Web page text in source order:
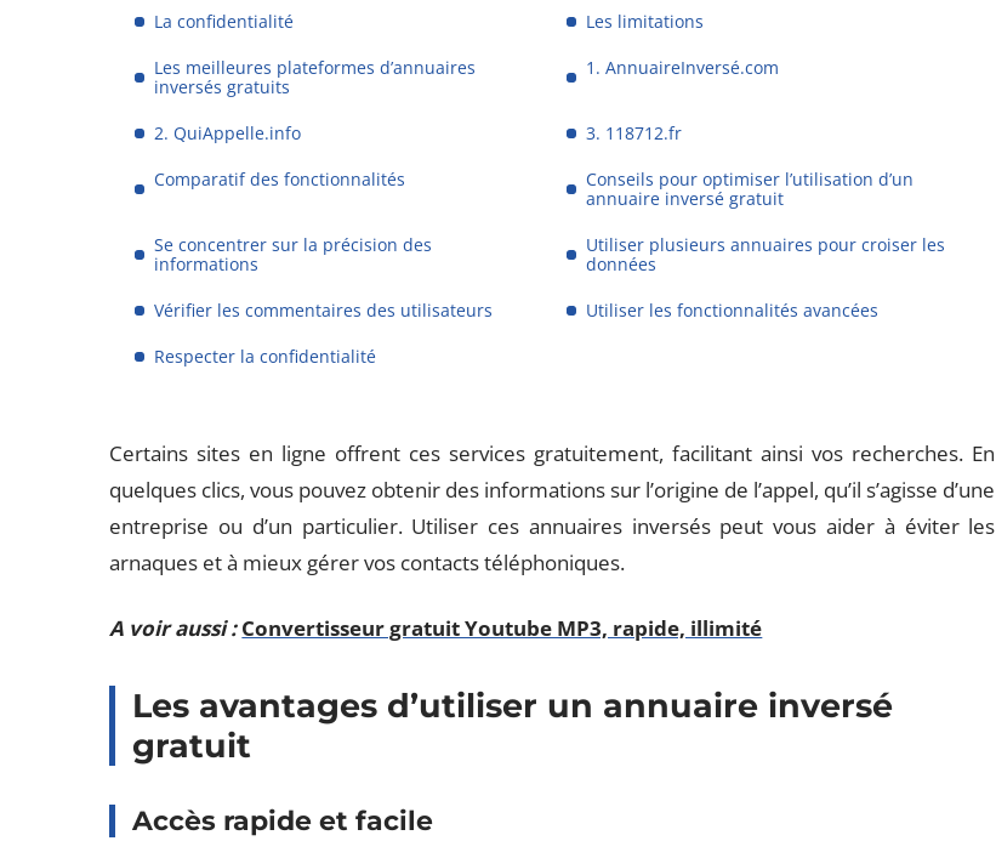
La confidentialité
Les limitations
Les meilleures plateformes d’annuaires
inversés gratuits
1. AnnuaireInversé.com
2. QuiAppelle.info
3. 118712.fr
Comparatif des fonctionnalités
Conseils pour optimiser l’utilisation d’un
annuaire inversé gratuit
Se concentrer sur la précision des
informations
Utiliser plusieurs annuaires pour croiser les
données
Vérifier les commentaires des utilisateurs
Utiliser les fonctionnalités avancées
Respecter la confidentialité
Certains sites en ligne offrent ces services gratuitement, facilitant ainsi vos recherches. En
quelques clics, vous pouvez obtenir des informations sur l’origine de l’appel, qu’il s’agisse d’une
entreprise ou d’un particulier. Utiliser ces annuaires inversés peut vous aider à éviter les
arnaques et à mieux gérer vos contacts téléphoniques.
A voir aussi : Convertisseur gratuit Youtube MP3, rapide, illimité
Les avantages d’utiliser un annuaire inversé
gratuit
Accès rapide et facile